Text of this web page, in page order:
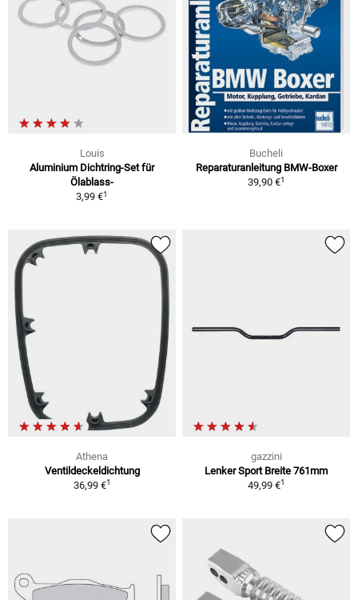
Louis
Aluminium Dichtring-Set für
Ölablass-
3,99 €1
Bucheli
Reparaturanleitung BMW-Boxer
39,90 €1
Athena
Ventildeckeldichtung
36,99 €1
gazzini
Lenker Sport Breite 761mm
49,99 €1